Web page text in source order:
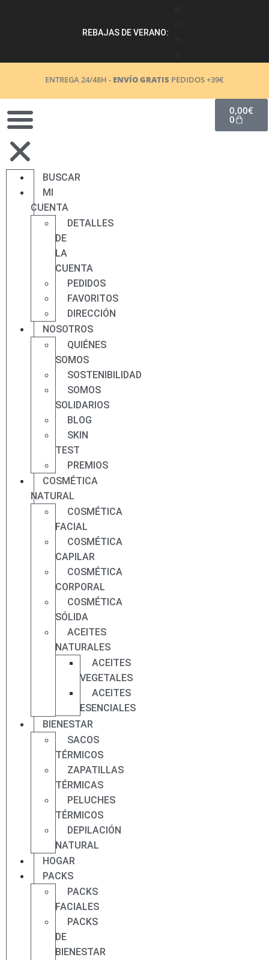
REBAJAS DE VERANO:
ENTREGA 24/48H - ENVÍO GRATIS PEDIDOS +39€
BUSCAR
MI
CUENTA
DETALLES
DE
LA
CUENTA
PEDIDOS
FAVORITOS
DIRECCIÓN
NOSOTROS
QUIÉNES
SOMOS
SOSTENIBILIDAD
SOMOS
SOLIDARIOS
BLOG
SKIN
TEST
PREMIOS
COSMÉTICA
NATURAL
COSMÉTICA
FACIAL
COSMÉTICA
CAPILAR
COSMÉTICA
CORPORAL
COSMÉTICA
SÓLIDA
ACEITES
NATURALES
ACEITES
VEGETALES
ACEITES
ESENCIALES
BIENESTAR
SACOS
TÉRMICOS
ZAPATILLAS
TÉRMICAS
PELUCHES
TÉRMICOS
DEPILACIÓN
NATURAL
HOGAR
PACKS
PACKS
FACIALES
PACKS
DE
BIENESTAR
0,00€
0